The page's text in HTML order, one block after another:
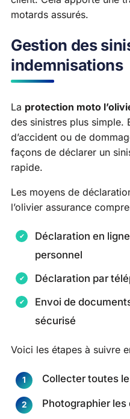
motards assurés.
Gestion des
indemnisations
La protection moto
des sinistres plus simple.
d’accident ou de
façons de déclarer un
rapide.
Les moyens de
l’olivier assurance
Déclaration en
personnel
Déclaration par
Envoi de
sécurisé
Voici les étapes à suivre
Collecter toutes
Photographier les